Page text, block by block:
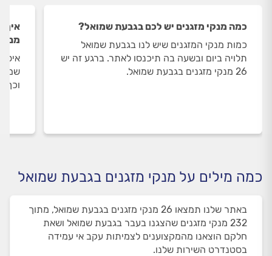
כמה מנקי מזגנים יש לכם בגבעת שמואל?
כמות מנקי המזגנים שיש לנו בגבעת שמואל
תלויה ביום ובשעה בה תיכנסו לאתר. ברגע זה יש
26 מנקי מזגנים בגבעת שמואל.
איך
וכך
כמה מילים על מנקי מזגנים בגבעת שמואל
באתר שלנו תמצאו 26 מנקי מזגנים בגבעת שמואל, מתוך
232 מנקי מזגנים שהצגנו בעבר בגבעת שמואל ושאת
חלקם הוצאנו מהמקצוענים לצמיתות עקב אי עמידה
בסטנדרט השירות שלנו.